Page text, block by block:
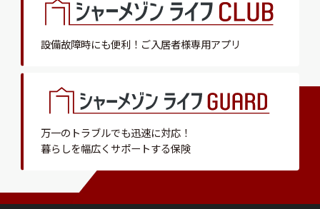
設備故障時にも便利！ ご入居者様専用アプリ
万一のトラブルでも迅速に対応！
暮らしを幅広くサポートする保険